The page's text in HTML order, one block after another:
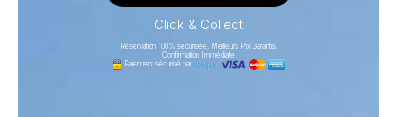
Click & Collect
Réservation 100% sécurisée, Meilleurs Prix Garantis,
Confirmation Immédiate
Paiement sécurisé par